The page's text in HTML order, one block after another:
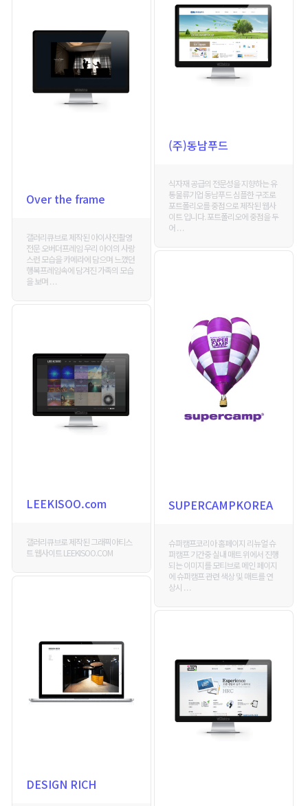
Over the frame
갤러리큐브로 제작된 아이사진촬영
전문 오버더프레임 우리 아이의 사랑
스런 모습을 카메라에 담으며 느꼈던
행복프레임속에 담겨진 가족의 모습
을 보며 . . .
(주)동남푸드
식자재 공급의 전문성을 지향하는 유
통물류기업 동남푸드 심플한 구조로
포트폴리오를 중점으로 제작된 웹사
이트 입니다. 포트폴리오에 중점을 두
어 . . .
SUPERCAMPKOREA
슈퍼캠프코리아 홈페이지 리뉴얼 슈
퍼캠프 기간중 실내 매트 위에서 진행
되는 이미지를 모티브로 메인 페이지
에 슈퍼캠프 관련 색상 및 매트를 연
상시 . . .
LEEKISOO.com
갤러리큐브로 제작된 그래픽아티스
트 웹사이트 LEEKISOO.COM
DESIGN RICH